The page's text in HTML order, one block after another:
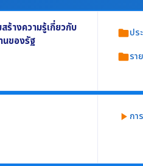
ร้างความรู้เกี่ยวกับ
นของรัฐ
ระจำปี พ.ศ. 2569
โดยธรรมจรรยาของ
folderปร
folderรา
play_arrow กา